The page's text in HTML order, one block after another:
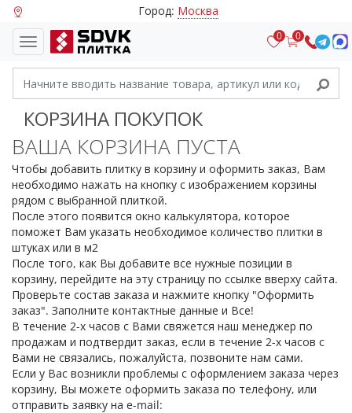
Город: Москва
0 0
КОРЗИНА ПОКУПОК
ВАША КОРЗИНА ПУСТА
Чтобы добавить плитку в корзину и оформить заказ, Вам
необходимо нажать на кнопку с изображением корзины
рядом с выбранной плиткой.
После этого появится окно калькулятора, которое
поможет Вам указать необходимое количество плитки в
штуках или в м2
После того, как Вы добавите все нужные позиции в
корзину, перейдите на эту страницу по ссылке вверху сайта.
Проверьте состав заказа и нажмите кнопку "Оформить
заказ". Заполните контактные данные и Все!
В течение 2-х часов с Вами свяжется наш менеджер по
продажам и подтвердит заказ, если в течение 2-х часов с
Вами не связались, пожалуйста, позвоните нам сами.
Если у Вас возникли проблемы с оформлением заказа через
корзину, Вы можете оформить заказа по телефону, или
отправить заявку на e-mail: